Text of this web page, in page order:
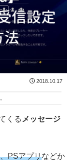
2018.10.17
くる メッセージ
PSアプリなどか